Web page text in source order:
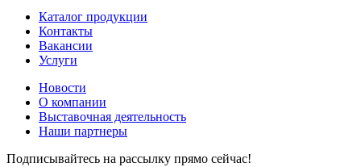
Каталог продукции
Контакты
Вакансии
Услуги
Новости
О компании
Выставочная деятельность
Наши партнеры
Подписывайтесь на рассылку прямо сейчас!